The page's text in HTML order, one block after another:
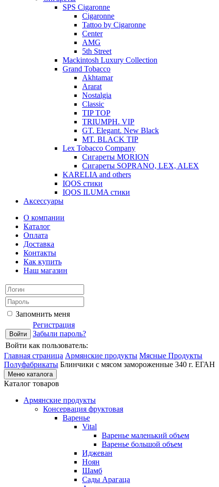
SPS Cigaronne
Сigaronne
Tattoo by Cigaronne
Center
AMG
5th Street
Mackintosh Luxury Collection
Grand Tobacco
Akhtamar
Ararat
Nostalgia
Classic
TIP TOP
TRIUMPH. VIP
GT. Elegant. New Black
MT. BLACK TIP
Lex Tobacco Company
Сигареты MORION
Сигареты SOPRANO, LEX, ALEX
KARELIA and others
IQOS стики
IQOS ILUMA стики
Аксессуары
О компании
Каталог
Оплата
Доставка
Контакты
Как купить
Наш магазин
Запомнить меня
Регистрация
Забыли пароль?
Войти как пользователь:
Главная страница Армянские продукты Мясные Продукты
Полуфабрикаты Блинчики с мясом замороженные 340 г. ЕГАН
Меню каталога
Каталог товаров
Армянские продукты
Консервация фруктовая
Варенье
Vital
Варенье маленький объем
Варенье большой объем
Иджеван
Ноян
Шамб
Сады Арагаца